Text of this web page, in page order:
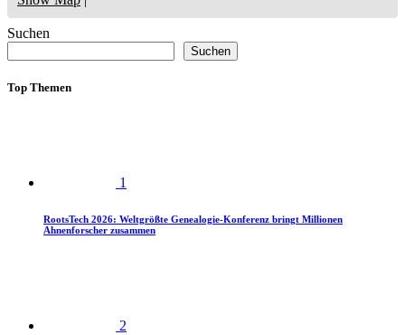
Suchen
Suchen
Top Themen
1
RootsTech 2026: Weltgrößte Genealogie-Konferenz bringt Millionen
Ahnenforscher zusammen
2